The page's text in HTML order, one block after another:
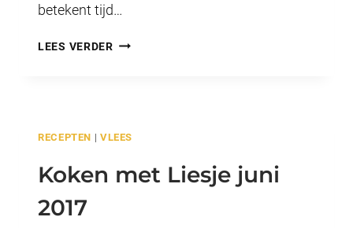
betekent tijd…
LEES VERDERKOKEN
RECEPTEN | VLEES
Koken met Liesje juni
2017